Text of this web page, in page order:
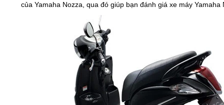
của Yamaha Nozza, qua đó giúp bạn đánh giá xe máy